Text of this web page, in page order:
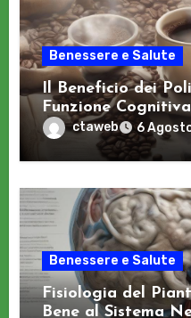
Benessere e Salute
Il Beneficio dei
Funzione Cognitiva
ctaweb 6
Benessere e Salute
Fisiologia del
Bene al Sistema